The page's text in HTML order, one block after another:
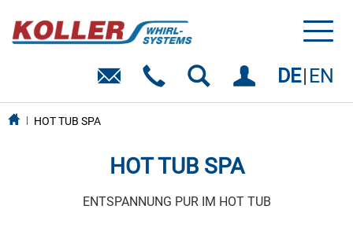
DE EN
HOT TUB SPA
HOT TUB SPA
ENTSPANNUNG PUR IM HOT TUB